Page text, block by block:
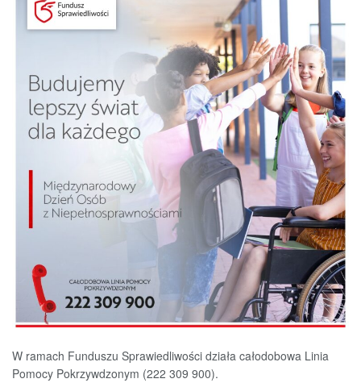
W ramach Funduszu Sprawiedliwości działa całodobowa Linia
Pomocy Pokrzywdzonym (222 309 900).